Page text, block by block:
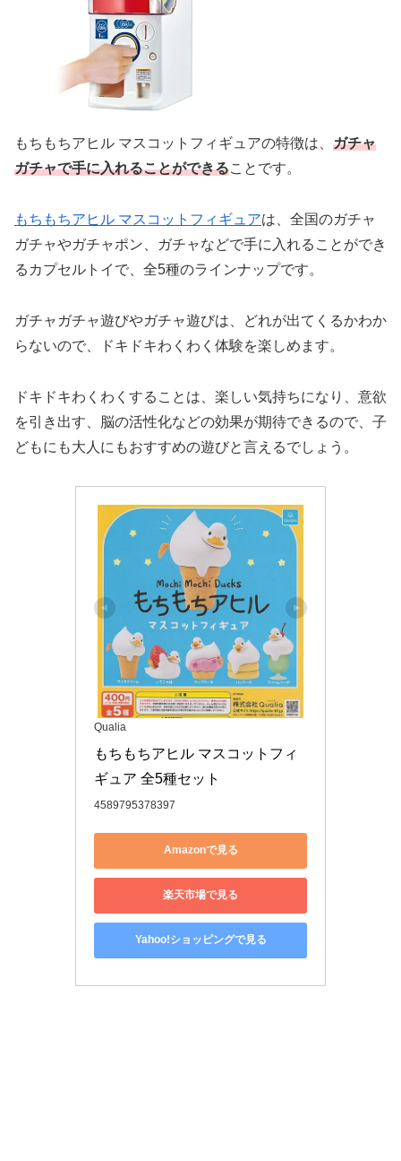
もちもちアヒル マスコットフィギュアの特徴は、 ガチャ
ガチャで手に入れることができることです。
もちもちアヒル マスコットフィギュアは、全国のガチャ
ガチャやガチャポン、ガチャなどで手に入れることができ
るカプセルトイで、全5種のラインナップです。
ガチャガチャ遊びやガチャ遊びは、どれが出てくるかわか
らないので、ドキドキわくわく体験を楽しめます。
ドキドキわくわくすることは、楽しい気持ちになり、意欲
を引き出す、脳の活性化などの効果が期待できるので、子
どもにも大人にもおすすめの遊びと言えるでしょう。
Qualia
もちもちアヒル マスコットフィ
ギュア 全5種セット
4589795378397
Amazonで見る
楽天市場で見る
Yahoo!ショッピングで見る